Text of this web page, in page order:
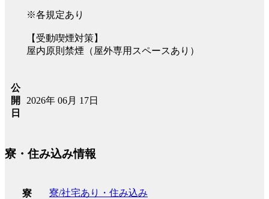
※各規定あり
【受動喫煙対策】
屋内原則禁煙（屋外専用スペースあり）
公
開
日
2026年 06月 17日
寮・住み込み情報
寮 寮/社宅あり・住み込み